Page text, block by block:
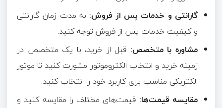
گارانتی و خدمات پس از فروش: به مدت زمان گارانتی
و کیفیت خدمات پس از فروش توجه کنید.
مشاوره با متخصص: قبل از خرید، با یک متخصص در
زمینه خرید و انتخاب الکتروموتور مشورت کنید تا موتور
الکتریکی مناسب برای کاربرد خود را انتخاب کنید.
مقایسه قیمت‌ها: قیمت‌های مختلف را مقایسه کنید و